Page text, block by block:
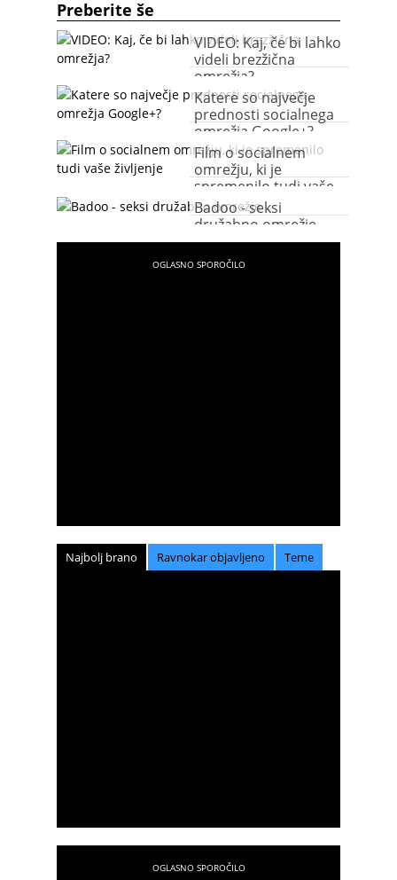
Preberite še
VIDEO: Kaj, če bi lahko
videli brezžična
omrežja?
Katere so največje
prednosti socialnega
omrežja Google+?
Film o socialnem
omrežju, ki je
spremenilo tudi vaše
življenje
Badoo - seksi
družabno omrežje
Najbolj brano Ravnokar objavljeno Teme